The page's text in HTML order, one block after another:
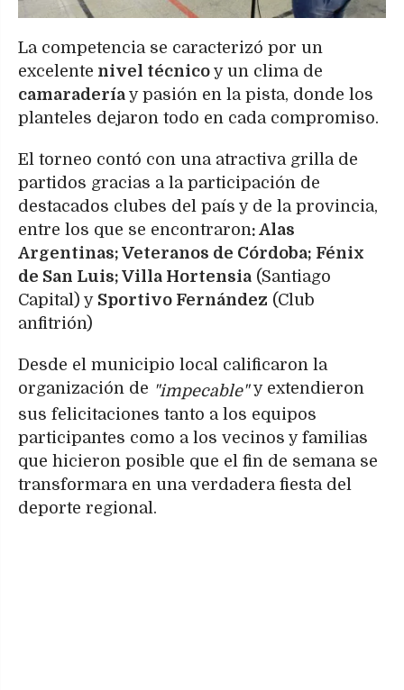
La competencia se caracterizó por un
excelente nivel técnico y un clima de
camaradería y pasión en la pista, donde los
planteles dejaron todo en cada compromiso.
El torneo contó con una atractiva grilla de
partidos gracias a la participación de
destacados clubes del país y de la provincia,
entre los que se encontraron: Alas
Argentinas; Veteranos de Córdoba; Fénix
de San Luis; Villa Hortensia (Santiago
Capital) y Sportivo Fernández (Club
anfitrión)
Desde el municipio local calificaron la
organización de "impecable"y extendieron
sus felicitaciones tanto a los equipos
participantes como a los vecinos y familias
que hicieron posible que el fin de semana se
transformara en una verdadera fiesta del
deporte regional.